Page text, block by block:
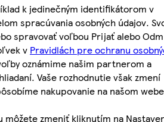
k jedinečným identifikátorom v
spracúvania osobných údajov.
spravovať voľbou Prijať alebo
v Pravidlách pre ochranu
oznámime našim partnerom a
Vaše rozhodnutie však zmení
nakupovanie na našom
môžete zmeniť kliknutím na